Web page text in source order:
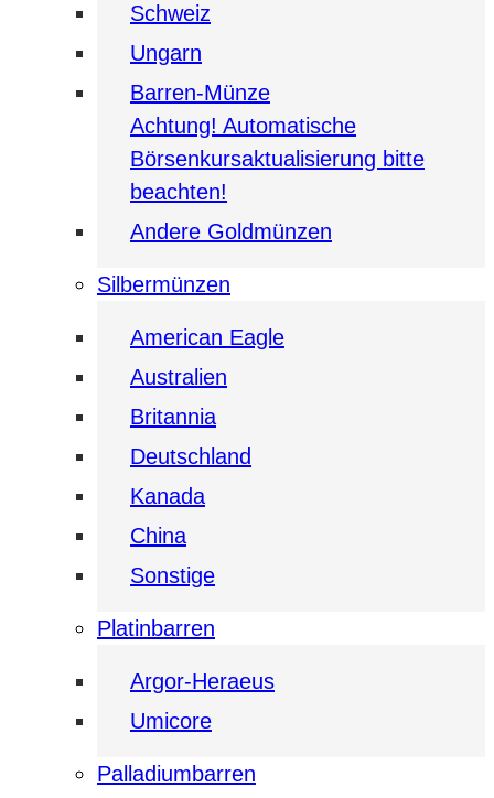
Schweiz
Ungarn
Barren-Münze
Achtung! Automatische
Börsenkursaktualisierung bitte
beachten!
Andere Goldmünzen
Silbermünzen
American Eagle
Australien
Britannia
Deutschland
Kanada
China
Sonstige
Platinbarren
Argor-Heraeus
Umicore
Palladiumbarren